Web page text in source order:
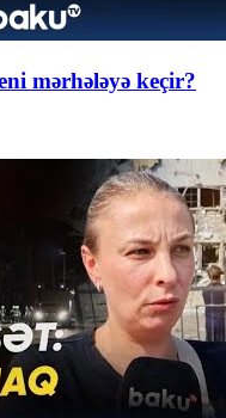
mərhələyə keçir?